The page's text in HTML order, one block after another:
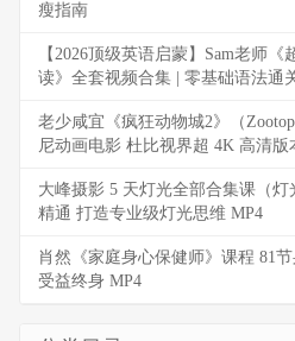
瘦指南
【2026顶级英语启蒙】Sam老师《
读》全套视频合集 | 零基础语法通
老少咸宜《疯狂动物城2》（
尼动画电影 杜比视界超 4K 高清版
大峰摄影 5 天灯光全部合集课（灯
精通 打造专业级灯光思维 MP4
肖然《家庭身心保健师》课程 81
受益终身 MP4